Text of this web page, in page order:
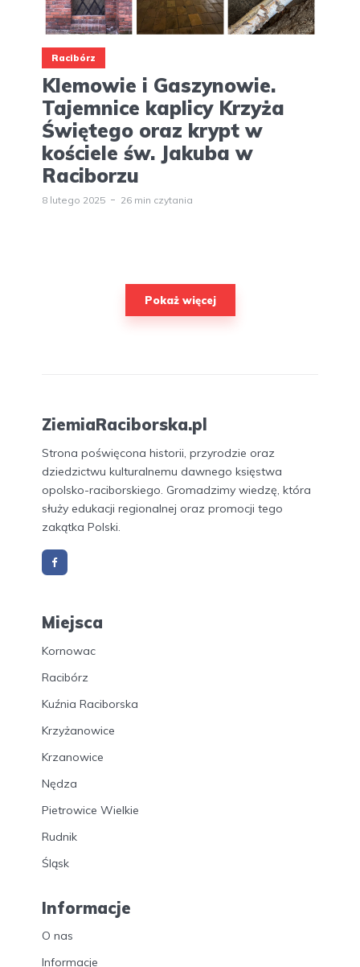
Racibórz
Klemowie i Gaszynowie.
Tajemnice kaplicy Krzyża
Świętego oraz krypt w
kościele św. Jakuba w
Raciborzu
8 lutego 2025 26 min czytania
Pokaż więcej
ZiemiaRaciborska.pl
Strona poświęcona historii, przyrodzie oraz
dziedzictwu kulturalnemu dawnego księstwa
opolsko-raciborskiego. Gromadzimy wiedzę, która
służy edukacji regionalnej oraz promocji tego
zakątka Polski.
Miejsca
Kornowac
Racibórz
Kuźnia Raciborska
Krzyżanowice
Krzanowice
Nędza
Pietrowice Wielkie
Rudnik
Śląsk
Informacje
O nas
Informacje